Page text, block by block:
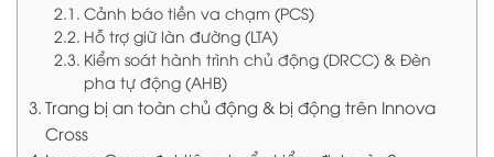
Cảnh báo tiền va chạm (PCS)
Hỗ trợ giữ làn đường (LTA)
Kiểm soát hành trình chủ động (DRCC) & Đèn
pha tự động (AHB)
Trang bị an toàn chủ động & bị động trên Innova
Cross